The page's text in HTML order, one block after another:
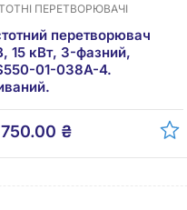
ПЕРЕТВОРЮВАЧІ
перетворювач
15 кВт, 3-фазний,
01-038A-4.
₴